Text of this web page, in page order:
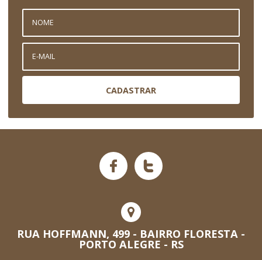
CADASTRAR
RUA HOFFMANN, 499 - BAIRRO FLORESTA -
PORTO ALEGRE - RS